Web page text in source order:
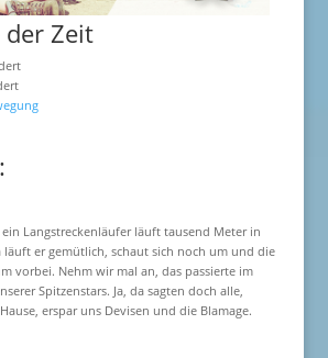
Zeit
Langstreckenläufer läuft tausend Meter in
er gemütlich, schaut sich noch um und die
vorbei. Nehm wir mal an, das passierte im
Spitzenstars. Ja, da sagten doch alle,
erspar uns Devisen und die Blamage.